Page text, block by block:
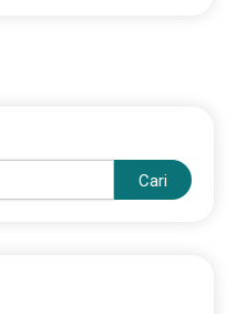
Cari